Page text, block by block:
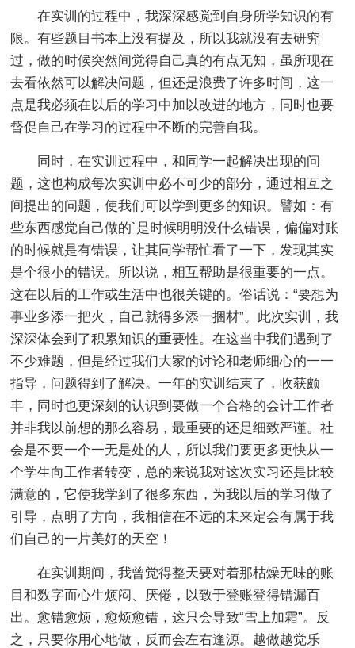
在实训的过程中，我深深感觉到自身所学知识的有
限。有些题目书本上没有提及，所以我就没有去研究
过，做的时候突然间觉得自己真的有点无知，虽所现在
去看依然可以解决问题，但还是浪费了许多时间，这一
点是我必须在以后的学习中加以改进的地方，同时也要
督促自己在学习的过程中不断的完善自我。
同时，在实训过程中，和同学一起解决出现的问
题，这也构成每次实训中必不可少的部分，通过相互之
间提出的问题，使我们可以学到更多的知识。譬如：有
些东西感觉自己做的`是时候明明没什么错误，偏偏对账
的时候就是有错误，让其同学帮忙看了一下，发现其实
是个很小的错误。所以说，相互帮助是很重要的一点。
这在以后的工作或生活中也很关键的。俗话说：“要想为
事业多添一把火，自己就得多添一捆材”。此次实训，我
深深体会到了积累知识的重要性。在这当中我们遇到了
不少难题，但是经过我们大家的讨论和老师细心的一一
指导，问题得到了解决。一年的实训结束了，收获颇
丰，同时也更深刻的认识到要做一个合格的会计工作者
并非我以前想的那么容易，最重要的还是细致严谨。社
会是不要一个一无是处的人，所以我们要更多更快从一
个学生向工作者转变，总的来说我对这次实习还是比较
满意的，它使我学到了很多东西，为我以后的学习做了
引导，点明了方向，我相信在不远的未来定会有属于我
们自己的一片美好的天空！
在实训期间，我曾觉得整天要对着那枯燥无味的账
目和数字而心生烦闷、厌倦，以致于登账登得错漏百
出。愈错愈烦，愈烦愈错，这只会导致“雪上加霜”。反
之，只要你用心地做，反而会左右逢源。越做越觉乐